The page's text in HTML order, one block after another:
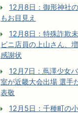
12月8日：御形神社
もお目見え
12月8日：特殊詐欺
ビニ店員の上山さん、
感謝状
12月7日：蔦澤少女
室が近畿大会出場 選手
表敬
12月5日：千種町の